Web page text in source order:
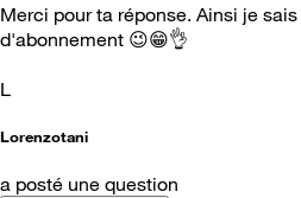
Merci pour ta réponse. Ainsi je
d'abonnement 😉😁👌
L
Lorenzotani
a posté une question